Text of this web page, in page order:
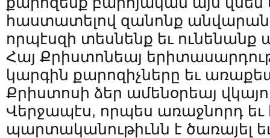
հաստատելով զանոնք
որպէսզի տեսնենք եւ ունենանք
Հայ Քրիստոնեայ
կարգին քարոզիչները եւ
Քրիստոսի ձեր ամենօրեայ
Վերջապէս, որպես առաջնորդ եւ
պարտականութիւնն է ծառայել